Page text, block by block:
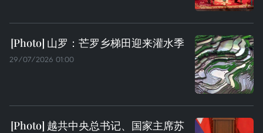
山罗：芒罗乡梯田迎来灌水季
29/07/2026 01:00
越共中央总书记、国家主席苏